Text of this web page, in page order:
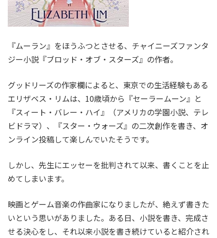
『ムーラン』をほうふつとさせる、チャイニーズファンタ
ジー小説『ブロッド・オブ・スターズ』の作者。
グッドリーズの作家欄によると、東京での生活経験もある
エリザベス・リムは、10歳頃から『セーラームーン』と
『スィート・バレー・ハイ』（アメリカの学園小説、テレ
ビドラマ）、『スター・ウォーズ』の二次創作を書き、オ
ンライン投稿して楽しんでいたそうです。
しかし、先生にエッセーを批判されて以来、書くことを止
めてしまいます。
映画とゲーム音楽の作曲家になりましたが、絶えず書きた
いという思いがありました。ある日、小説を書き、完成さ
せる決心をし、それ以来小説を書き続けていると紹介され